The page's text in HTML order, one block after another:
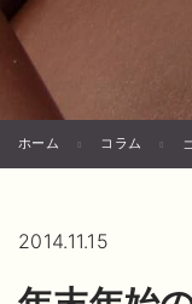
ホーム コラム
2014.11.15